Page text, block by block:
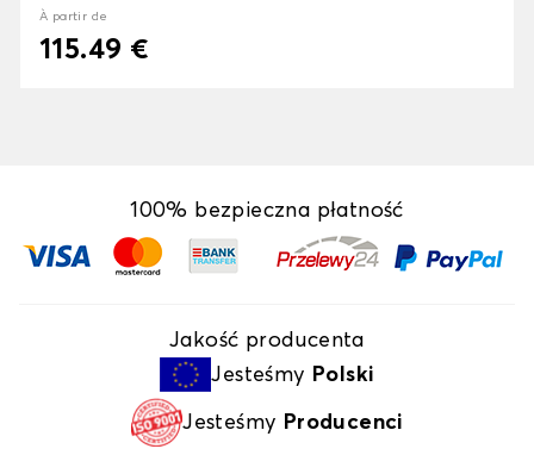
À partir de
115.49 €
100% bezpieczna płatność
Jakość producenta
Jesteśmy Polski
Jesteśmy Producenci